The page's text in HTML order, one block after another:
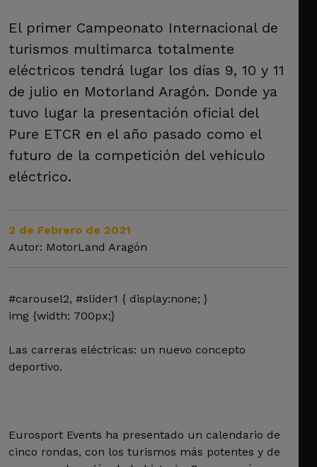
El primer Campeonato Internacional de
turismos multimarca totalmente
eléctricos tendrá lugar los días 9, 10 y 11
de julio en Motorland Aragón. Donde ya
tuvo lugar la presentación oficial del
Pure ETCR en el año pasado como el
futuro de la competición del vehículo
eléctrico.
2 de Febrero de 2021
Autor: MotorLand Aragón
#carousel2, #slider1 { display:none; }
img {width: 700px;}
Las carreras eléctricas: un nuevo concepto
deportivo.
Eurosport Events ha presentado un calendario de
cinco rondas, con los turismos más potentes y de